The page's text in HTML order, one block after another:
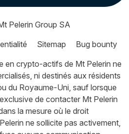
Pelerin Group SA
Sitemap
Bug bounty
en crypto-actifs de Mt Pelerin ne
ni destinés aux résidents
du Royaume-Uni, sauf lorsque
de contacter Mt Pelerin
la mesure où le droit
ne sollicite pas activement,